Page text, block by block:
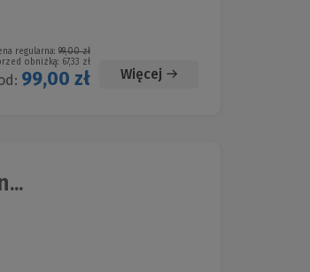
regularna: 99,00 zł
obniżką: 67,33 zł
99,00 zł Więcej